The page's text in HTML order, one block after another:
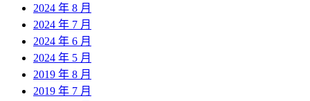
2024 年 8 月
2024 年 7 月
2024 年 6 月
2024 年 5 月
2019 年 8 月
2019 年 7 月